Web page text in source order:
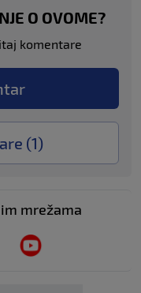
O OVOME?
komentare
(1)
mrežama